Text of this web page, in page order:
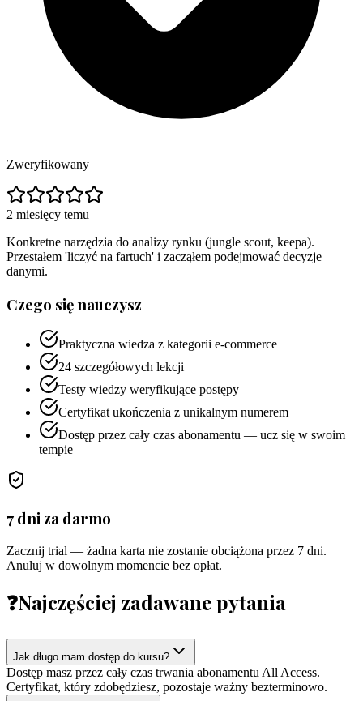
Zweryfikowany
2 miesięcy temu
Konkretne narzędzia do analizy rynku (jungle scout, keepa).
Przestałem 'liczyć na fartuch' i zacząłem podejmować decyzje
danymi.
Czego się nauczysz
Praktyczna wiedza z kategorii e-commerce
24 szczegółowych lekcji
Testy wiedzy weryfikujące postępy
Certyfikat ukończenia z unikalnym numerem
Dostęp przez cały czas abonamentu — ucz się w swoim
tempie
7 dni za darmo
Zacznij trial — żadna karta nie zostanie obciążona przez 7 dni.
Anuluj w dowolnym momencie bez opłat.
❓Najczęściej zadawane pytania
Jak długo mam dostęp do kursu?
Dostęp masz przez cały czas trwania abonamentu All Access.
Certyfikat, który zdobędziesz, pozostaje ważny bezterminowo.